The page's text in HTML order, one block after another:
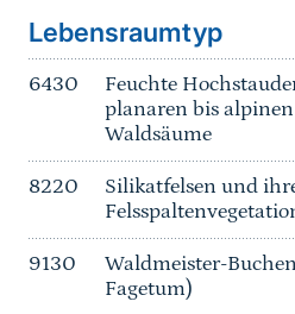
Lebensraumtyp
6430
Feuchte
planaren bis
Waldsäume
8220
Silikatfelsen und
9130
Waldmeister-
Fagetum)